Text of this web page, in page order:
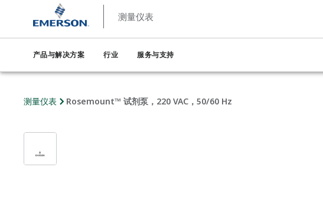
测量仪表
产品与解决方案 行业 服务与支持
测量仪表 Rosemount™ 试剂泵，220 VAC，50/60 Hz